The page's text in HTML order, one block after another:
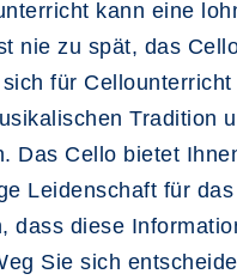
kann eine
nie zu spät, das
für
Tradition
Das Cello bietet
Leidenschaft für
dass diese
Sie sich